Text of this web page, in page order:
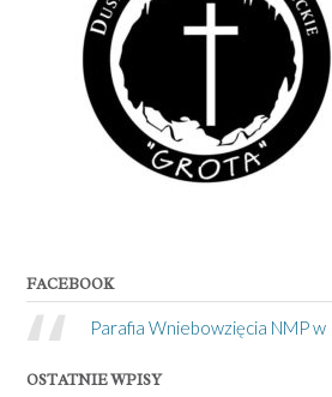
FACEBOOK
Parafia Wniebowzięcia NMP
OSTATNIE WPISY